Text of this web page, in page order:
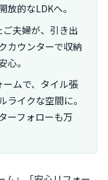
的なLDKへ。
夫婦が、引き出
カウンターで収納
。
ムで、タイル張
ライクな空間に。
ーフォローも万